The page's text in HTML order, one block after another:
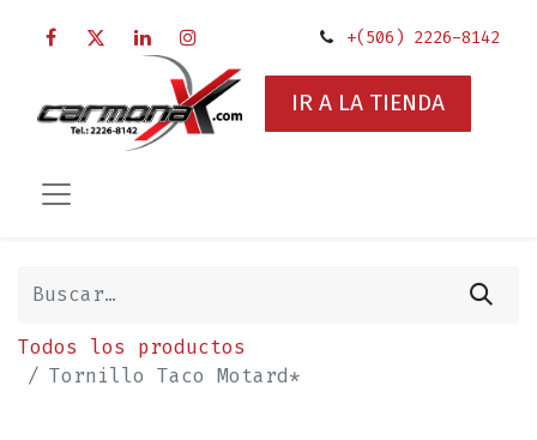
+(506) 2226-8142
IR A LA TIENDA
Todos los productos
Tornillo Taco Motard*